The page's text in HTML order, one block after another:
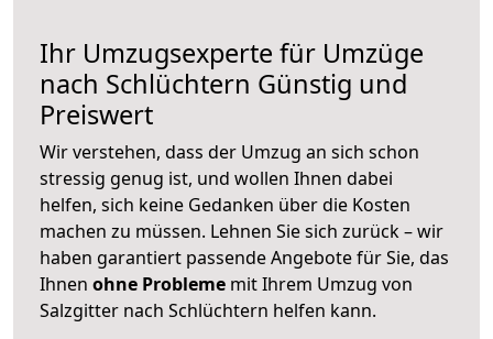
Ihr Umzugsexperte für Umzüge
nach Schlüchtern Günstig und
Preiswert
Wir verstehen, dass der Umzug an sich schon
stressig genug ist, und wollen Ihnen dabei
helfen, sich keine Gedanken über die Kosten
machen zu müssen. Lehnen Sie sich zurück – wir
haben garantiert passende Angebote für Sie, das
Ihnen ohne Probleme mit Ihrem Umzug von
Salzgitter nach Schlüchtern helfen kann.